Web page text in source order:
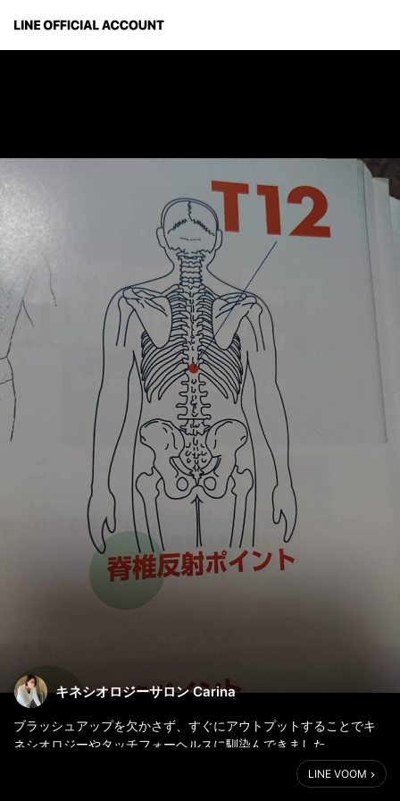
キネシオロジーサロン Carina
ブラッシュアップを欠かさず、すぐにアウトプットすることでキ
ネシオロジーやタッチフォーヘルスに馴染んできました。
気がつけば色々つかえるようになり、娘も勝手にし始めました。
LINE VOOM